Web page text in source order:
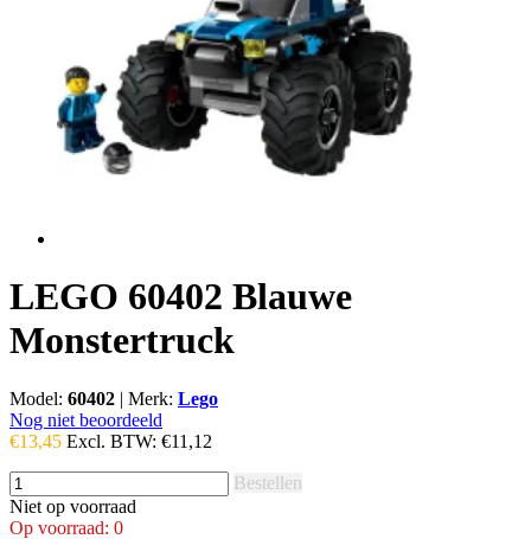
LEGO 60402 Blauwe
Monstertruck
Model: 60402 | Merk: Lego
Nog niet beoordeeld
€13,45 Excl. BTW: €11,12
Bestellen
Niet op voorraad
Op voorraad: 0